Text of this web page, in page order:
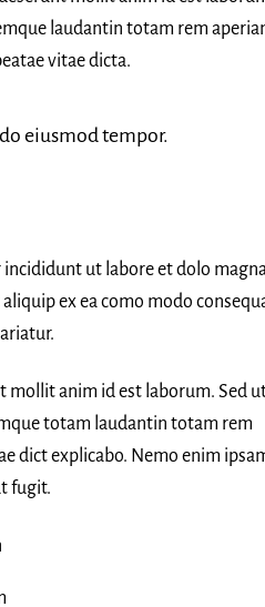
laudantin totam rem
vitae dicta.
eiusmod tempor.
ut labore et dolo magna
ex ea como modo
mollit anim id est laborum. Sed
totam laudantin totam rem
dict explicabo. Nemo enim
fugit.